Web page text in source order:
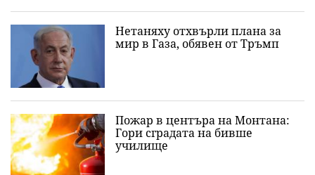
Нетаняху отхвърли плана за
мир в Газа, обявен от Тръмп
Пожар в центъра на Монтана:
Гори сградата на бивше
училище